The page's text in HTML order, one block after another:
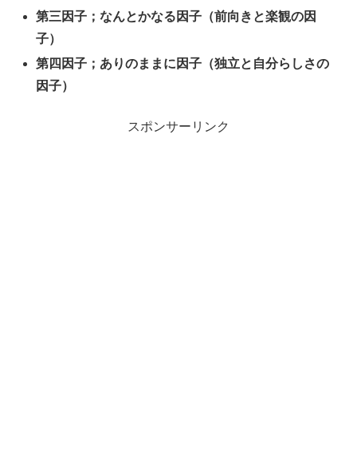
第三因子；なんとかなる因子（前向きと楽観の因
子）
第四因子；ありのままに因子（独立と自分らしさの
因子）
スポンサーリンク